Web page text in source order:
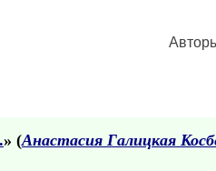
» (Анастасия Галицкая